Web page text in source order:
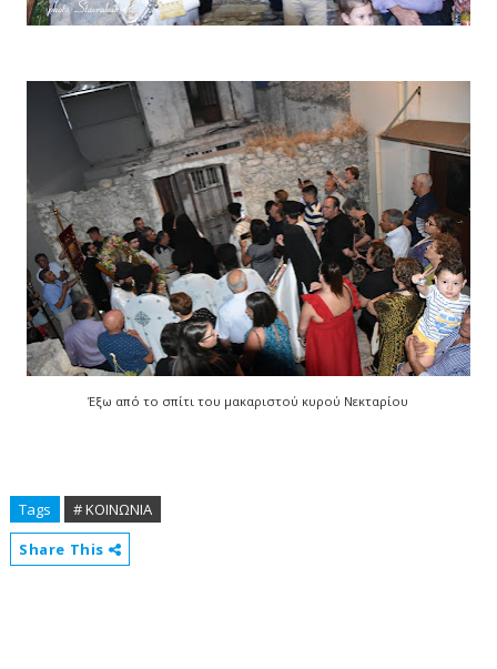
Έξω από το σπίτι του μακαριστού κυρού Νεκταρίου
Tags
# ΚΟΙΝΩΝΙΑ
Share This